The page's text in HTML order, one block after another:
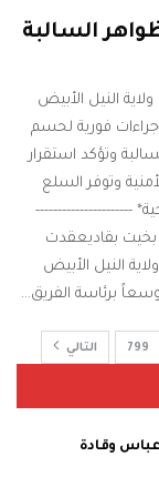
السالبة
النيل الأبيض
فورية لحسم
وتؤكد استقرار
وتوفر السلع
----------------------
بقادي ​عقدت
النيل الأبيض
برئاسة الفريق…
799 التالي
عباس وقادة